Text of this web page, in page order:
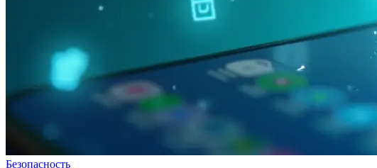
Безопасность